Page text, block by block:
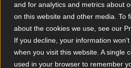
and for analytics and metrics about
on this website and other media. To
about the cookies we use, see our
If you decline, your information
when you visit this website. A single
used in your browser to remember